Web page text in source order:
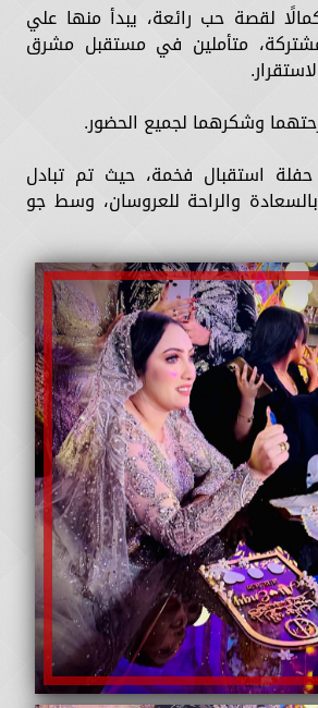
لقصة حب رائعة، يبدأ منها علي
متأملين في مستقبل مشرق
وشكرهما لجميع الحضور.
استقبال فخمة، حيث تم تبادل
بالسعادة والراحة للعروسان، وسط جو